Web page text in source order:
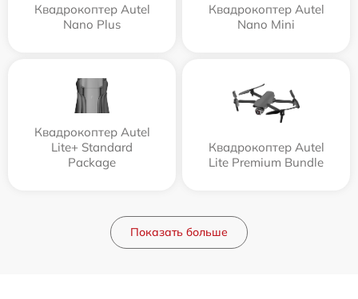
Квадрокоптер Autel
Nano Plus
Квадрокоптер Autel
Nano Mini
Квадрокоптер Autel
Lite+ Standard
Package
Квадрокоптер Autel
Lite Premium Bundle
Показать больше